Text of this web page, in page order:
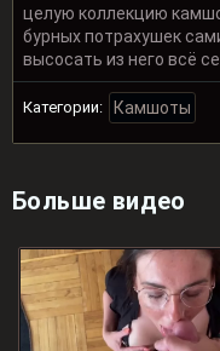
целую коллекцию
бурных потрахушек
высосать из него всё
Категории: Камшоты
Больше видео